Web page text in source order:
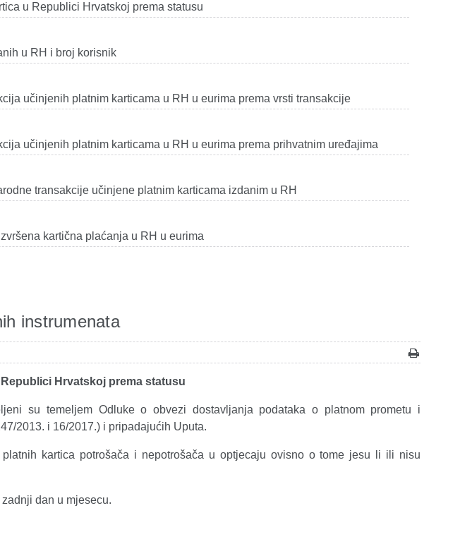
u Republici Hrvatskoj prema statusu
u RH i broj korisnik
učinjenih platnim karticama u RH u eurima prema vrsti transakcije
učinjenih platnim karticama u RH u eurima prema prihvatnim uređajima
transakcije učinjene platnim karticama izdanim u RH
kartična plaćanja u RH u eurima
instrumenata
Hrvatskoj prema statusu
su temeljem Odluke o obvezi dostavljanja podataka o platnom prometu i
2013. i 16/2017.) i pripadajućih Uputa.
kartica potrošača i nepotrošača u optjecaju ovisno o tome jesu li ili nisu
dan u mjesecu.